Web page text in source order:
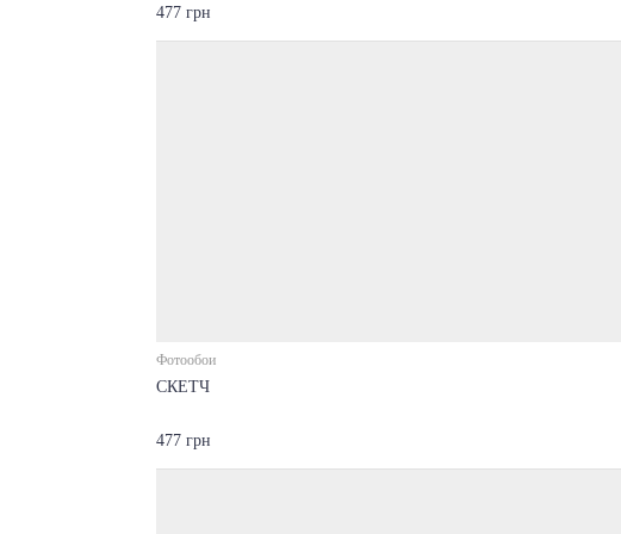
477 грн
Фотообои
СКЕТЧ
477 грн